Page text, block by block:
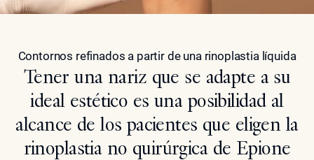
Reseñas
Blog
Prensa
See Your Future Self
CONTACTO
CONTACTO
Contornos refinados a partir de una rinoplastia líquida
Tener una nariz que se adapte a su
ideal estético es una posibilidad al
alcance de los pacientes que eligen la
rinoplastia no quirúrgica de Epione